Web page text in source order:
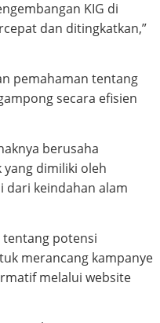
KIG di
dan ditingkatkan,”
pemahaman tentang
secara efisien
berusaha
dimiliki oleh
dari keindahan alam
tentang potensi
merancang kampanye
melalui website